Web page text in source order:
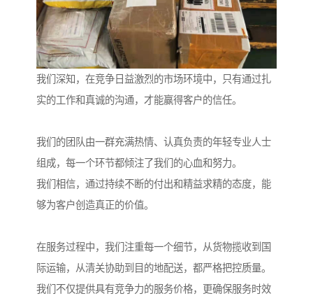
我们深知，在竞争日益激烈的市场环境中，只有通过扎
实的工作和真诚的沟通，才能赢得客户的信任。
我们的团队由一群充满热情、认真负责的年轻专业人士
组成，每一个环节都倾注了我们的心血和努力。
我们相信，通过持续不断的付出和精益求精的态度，能
够为客户创造真正的价值。
在服务过程中，我们注重每一个细节，从货物揽收到国
际运输，从清关协助到目的地配送，都严格把控质量。
我们不仅提供具有竞争力的服务价格，更确保服务时效